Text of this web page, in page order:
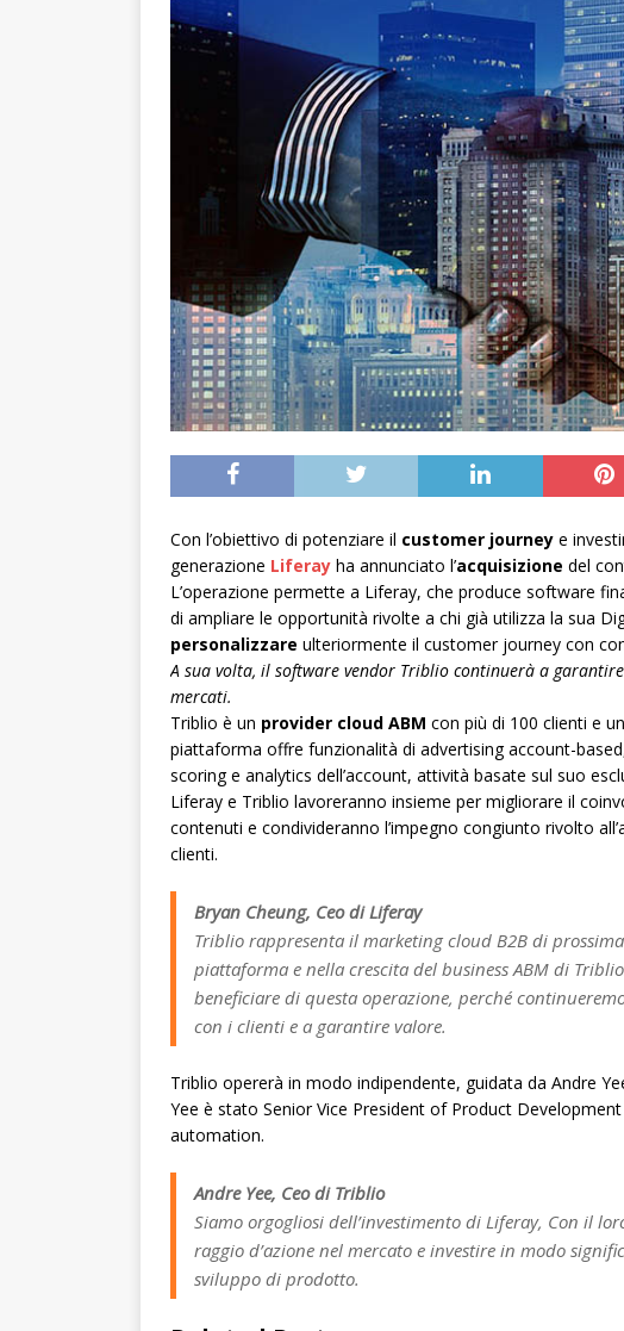
Con l’obiettivo di potenziare il customer journey e
generazione Liferay ha annunciato l’acquisizione del
L’operazione permette a Liferay, che produce software
di ampliare le opportunità rivolte a chi già utilizza la sua
personalizzare ulteriormente il customer journey con
A sua volta, il software vendor Triblio continuerà a
mercati.
Triblio è un provider cloud ABM con più di 100 clienti e
piattaforma offre funzionalità di advertising account-
scoring e analytics dell’account, attività basate sul suo
Liferay e Triblio lavoreranno insieme per migliorare il
contenuti e condivideranno l’impegno congiunto rivolto
clienti.
Bryan Cheung, Ceo di Liferay
Triblio rappresenta il marketing cloud B2B di
piattaforma e nella crescita del business ABM di
beneficiare di questa operazione, perché
con i clienti e a garantire valore.
Triblio opererà in modo indipendente, guidata da Andre
Yee è stato Senior Vice President of Product
automation.
Andre Yee, Ceo di Triblio
Siamo orgogliosi dell’investimento di Liferay, Con il
raggio d’azione nel mercato e investire in modo
sviluppo di prodotto.